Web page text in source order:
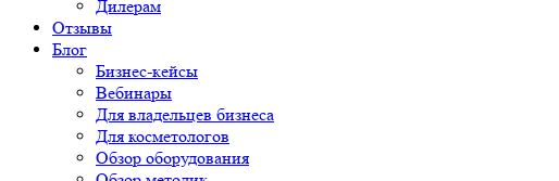
Дилерам
Отзывы
Блог
Бизнес-кейсы
Вебинары
Для владельцев бизнеса
Для косметологов
Обзор оборудования